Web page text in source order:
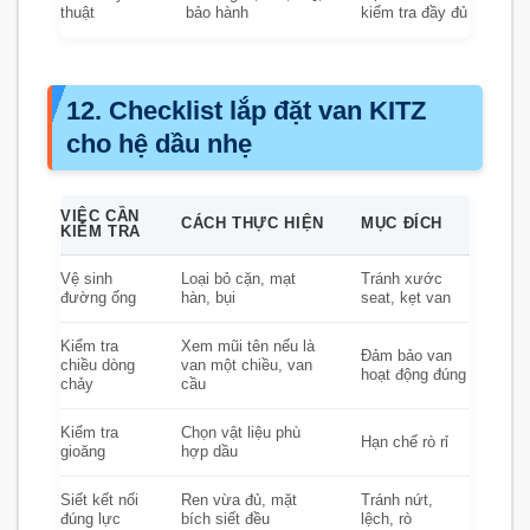
thuật
bảo hành
kiểm tra đầy đủ
12. Checklist lắp đặt van KITZ
cho hệ dầu nhẹ
VIỆC CẦN
KIỂM TRA
CÁCH THỰC HIỆN MỤC ĐÍCH
Vệ sinh
đường ống
Loại bỏ cặn, mạt
hàn, bụi
Tránh xước
seat, kẹt van
Kiểm tra
chiều dòng
chảy
Xem mũi tên nếu là
van một chiều, van
cầu
Đảm bảo van
hoạt động đúng
Kiểm tra
gioăng
Chọn vật liệu phù
hợp dầu
Hạn chế rò rỉ
Siết kết nối
đúng lực
Ren vừa đủ, mặt
bích siết đều
Tránh nứt,
lệch, rò